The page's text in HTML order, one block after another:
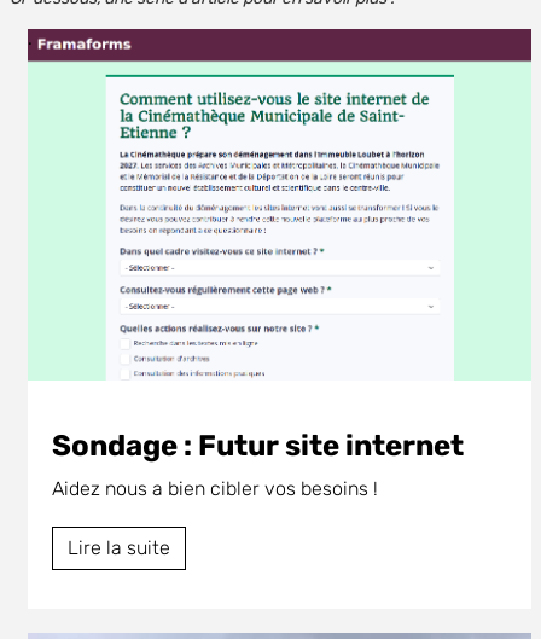
.
Sondage : Futur site internet
Aidez nous a bien cibler vos besoins !
Lire la suite